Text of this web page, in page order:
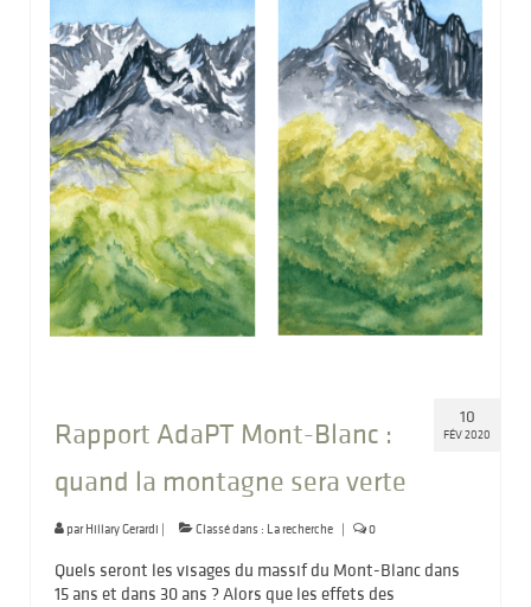
10
FÉV 2020
Rapport AdaPT Mont-Blanc :
quand la montagne sera verte
parHillary Gerardi | Classé dans : La recherche | 0
Quels seront les visages du massif du Mont-Blanc dans
15 ans et dans 30 ans ? Alors que les effets des